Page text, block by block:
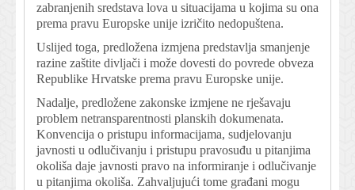
zabranjenih sredstava lova u situacijama u kojima su ona
prema pravu Europske unije izričito nedopuštena.
Uslijed toga, predložena izmjena predstavlja smanjenje
razine zaštite divljači i može dovesti do povrede obveza
Republike Hrvatske prema pravu Europske unije.
Nadalje, predložene zakonske izmjene ne rješavaju
problem netransparentnosti planskih dokumenata.
Konvencija o pristupu informacijama, sudjelovanju
javnosti u odlučivanju i pristupu pravosuđu u pitanjima
okoliša daje javnosti pravo na informiranje i odlučivanje
u pitanjima okoliša. Zahvaljujući tome građani mogu